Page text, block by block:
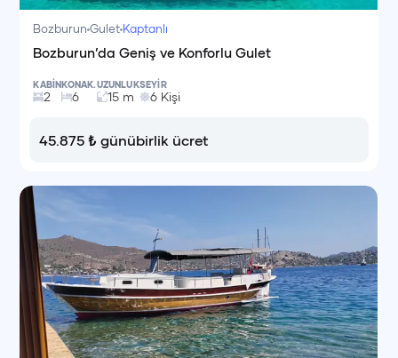
BozburunGulet Kaptanlı
Bozburun’da Geniş ve Konforlu Gulet
KABİN
2
KONAK.
6
UZUNLUK
15 m
SEYİR
6 Kişi
45.875 ₺ günübirlik ücret